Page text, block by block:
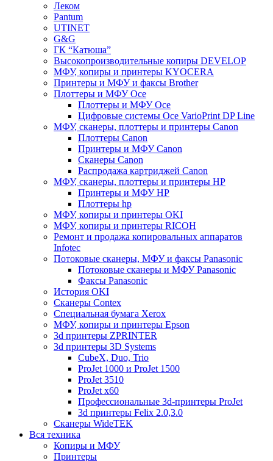
Леком
Pantum
UTINET
G&G
ГК “Катюша”
Высокопроизводительные копиры DEVELOP
МФУ, копиры и принтеры KYOCERA
Принтеры и МФУ и факсы Brother
Плоттеры и МФУ Oce
Плоттеры и МФУ Oce
Цифровые системы Oce VarioPrint DP Line
МФУ, сканеры, плоттеры и принтеры Canon
Плоттеры Canon
Принтеры и МФУ Canon
Сканеры Canon
Распродажа картриджей Canon
МФУ, сканеры, плоттеры и принтеры HP
Принтеры и МФУ HP
Плоттеры hp
МФУ, копиры и принтеры OKI
МФУ, копиры и принтеры RICOH
Ремонт и продажа копировальных аппаратов
Infotec
Потоковые сканеры, МФУ и факсы Panasonic
Потоковые сканеры и МФУ Panasonic
Факсы Panasonic
История OKI
Сканеры Contex
Специальная бумага Xerox
МФУ, копиры и принтеры Epson
3d принтеры ZPRINTER
3d принтеры 3D Systems
CubeX, Duo, Trio
ProJet 1000 и ProJet 1500
ProJet 3510
ProJet x60
Профессиональные 3d-принтеры ProJet
3d принтеры Felix 2.0,3.0
Сканеры WideTEK
Вся техника
Копиры и МФУ
Принтеры